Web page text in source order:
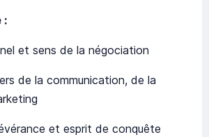
:
et sens de la négociation
de la communication, de la
et esprit de conquête